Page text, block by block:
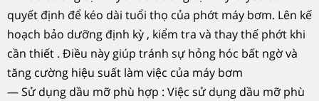
quyết định để kéo dài tuổi thọ của phớt máy bơm. Lên kế
hoạch bảo dưỡng định kỳ , kiểm tra và thay thế phớt khi
cần thiết . Điều này giúp tránh sự hỏng hóc bất ngờ và
tăng cường hiệu suất làm việc của máy bơm
— Sử dụng dầu mỡ phù hợp : Việc sử dụng dầu mỡ phù